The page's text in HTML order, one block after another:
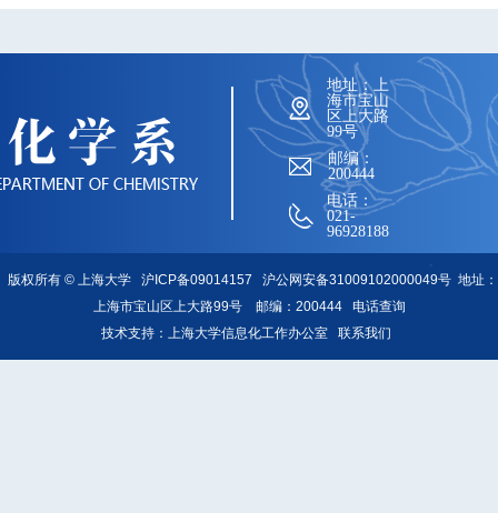
地址：上
海市宝山
区上大路
99号
邮编：
200444
电话：
021-
96928188
版权所有 ©上海大学 沪ICP备09014157 沪公网安备31009102000049号地址：
上海市宝山区上大路99号 邮编：200444 电话查询
技术支持：
上海大学信息化工作办公室 联系我们